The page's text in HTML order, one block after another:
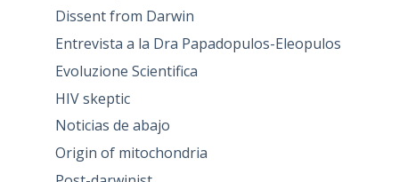
Dissent from Darwin
Entrevista a la Dra Papadopulos-Eleopulos
Evoluzione Scientifica
HIV skeptic
Noticias de abajo
Origin of mitochondria